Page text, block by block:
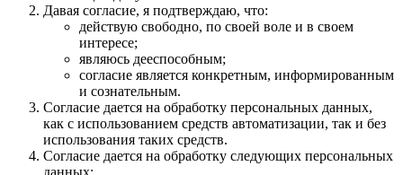
Давая согласие, я подтверждаю, что:
действую свободно, по своей воле и в своем
интересе;
являюсь дееспособным;
согласие является конкретным, информированным
и сознательным.
Согласие дается на обработку персональных данных,
как с использованием средств автоматизации, так и без
использования таких средств.
Согласие дается на обработку следующих персональных
данных: